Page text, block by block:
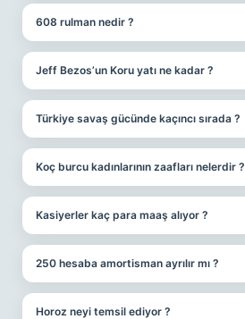
608 rulman nedir ?
Jeff Bezos’un Koru yatı ne kadar ?
Türkiye savaş gücünde kaçıncı sırada ?
Koç burcu kadınlarının zaafları nelerdir ?
Kasiyerler kaç para maaş alıyor ?
250 hesaba amortisman ayrılır mı ?
Horoz neyi temsil ediyor ?